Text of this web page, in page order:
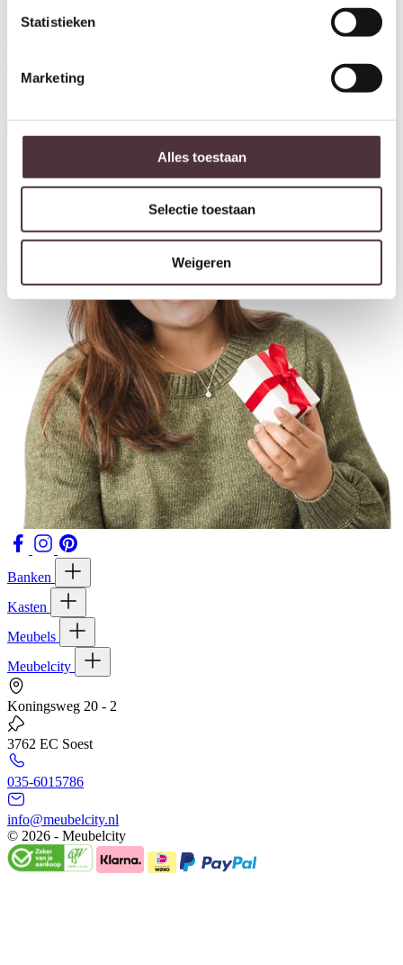
Statistieken
Marketing
Alles toestaan
Selectie toestaan
Weigeren
Meldt u aan voor onze nieuwsbrief en ontvang €20,- shoptegoed
Banken
Kasten
Meubels
Meubelcity
Koningsweg 20 - 2
3762 EC Soest
035-6015786
info@meubelcity.nl
© 2026 - Meubelcity